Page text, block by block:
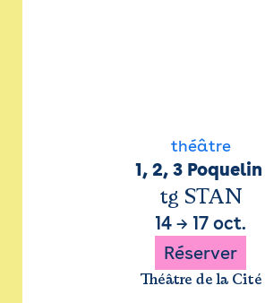
théâtre
1, 2, 3 Poquelin
tg STAN
14 → 17 oct.
Réserver
Théâtre de la Cité